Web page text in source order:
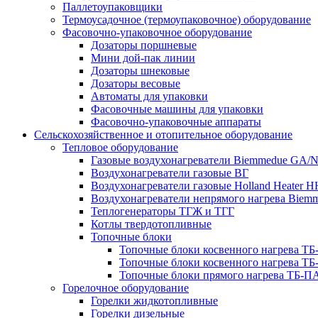
Паллетоупаковщики
Термоусадочное (термоупаковочное) оборудование
Фасовочно-упаковочное оборудование
Дозаторы поршневые
Мини дой-пак линии
Дозаторы шнековые
Дозаторы весовые
Автоматы для упаковки
Фасовочные машины для упаковки
Фасовочно-упаковочные аппараты
Сельскохозяйственное и отопительное оборудование
Тепловое оборудование
Газовые воздухонагреватели Biemmedue GA/N
Воздухонагреватели газовые ВГ
Воздухонагреватели газовые Holland Heater
Воздухонагреватели непрямого нагрева
Теплогенераторы ТГЖ и ТГГ
Котлы твердотопливные
Топочные блоки
Топочные блоки косвенного нагрева
Топочные блоки косвенного нагрева
Топочные блоки прямого нагрева ТБ-
Горелочное оборудование
Горелки жидкотопливные
Горелки дизельные